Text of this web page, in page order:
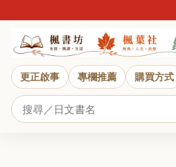
更正啟事 專欄推薦 購買方式